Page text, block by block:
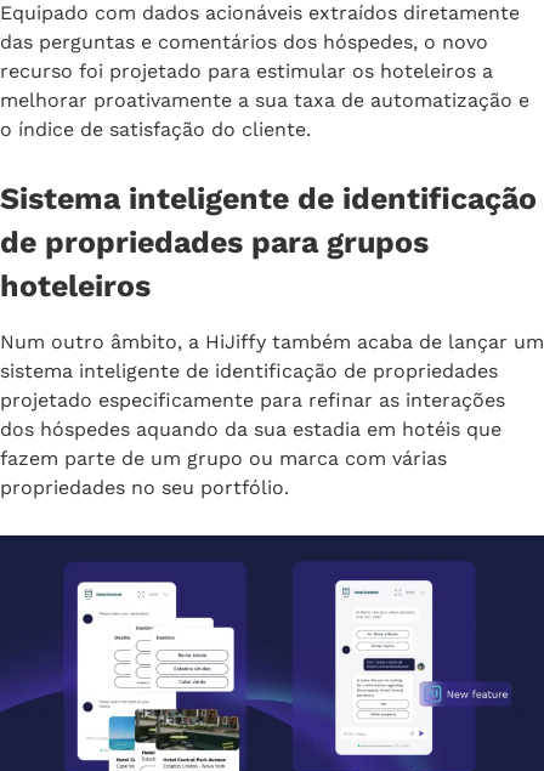
Equipado com dados acionáveis extraídos diretamente
das perguntas e comentários dos hóspedes, o novo
recurso foi projetado para estimular os hoteleiros a
melhorar proativamente a sua taxa de automatização e
o índice de satisfação do cliente.
Sistema inteligente de identificação
de propriedades para grupos
hoteleiros
Num outro âmbito, a HiJiffy também acaba de lançar um
sistema inteligente de identificação de propriedades
projetado especificamente para refinar as interações
dos hóspedes aquando da sua estadia em hotéis que
fazem parte de um grupo ou marca com várias
propriedades no seu portfólio.